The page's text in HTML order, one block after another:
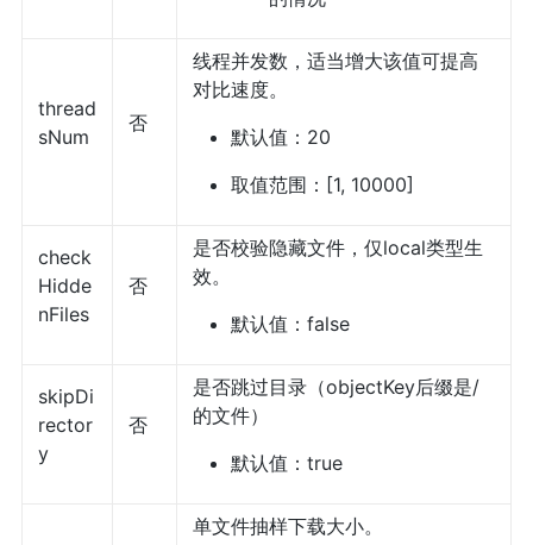
thread
sNum
否
线程并发数，适当增大该值可提高
对比速度。
默认值：20
取值范围：[1, 10000]
check
Hidde
nFiles
否
是否校验隐藏文件，仅local类型生
效。
默认值：false
skipDi
rector
y
否
是否跳过目录（objectKey后缀是/
的文件）
默认值：true
单文件抽样下载大小。